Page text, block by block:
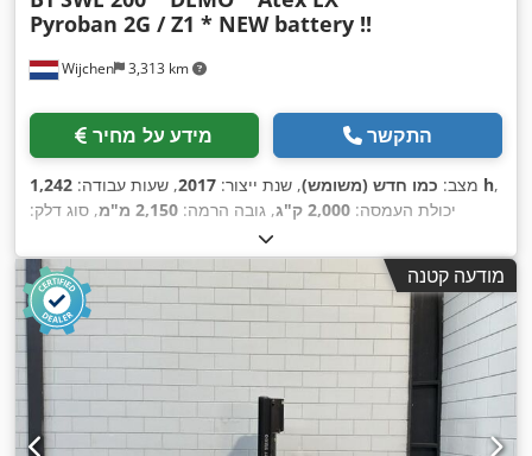
Wijchen 3,313 km
Pyroban 2G / Z1 * NEW battery !!
מידע על מחיר התקשר
מצב: כמו חדש (משומש), שנת ייצור: 2017, שעות עבודה: 1,242 h,
יכולת העמסה: 2,000 ק"ג , גובה הרמה: 2,150 מ"מ
, סוג דלק:
, סוג תורן:
מודעה קטנה